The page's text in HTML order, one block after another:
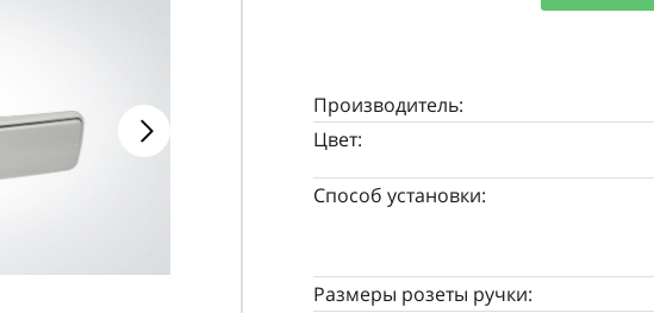
Производитель:
Цвет:
Способ установки:
Размеры розеты ручки: